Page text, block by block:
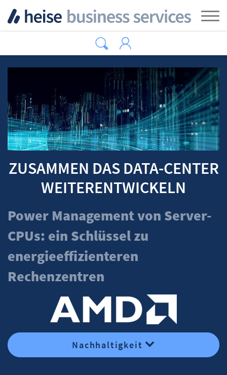
ZUSAMMEN DAS DATA-CENTER
WEITERENTWICKELN
Power Management von Server-
CPUs: ein Schlüssel zu
energieeffizienteren
Rechenzentren
Nachhaltigkeit